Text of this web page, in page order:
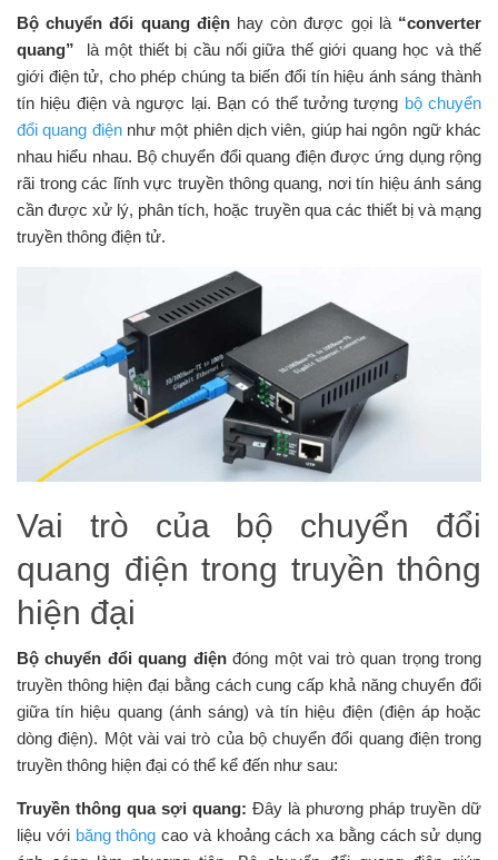
Bộ chuyển đổi quang điệnhay còn được gọi là “converter
quang” là một thiết bị cầu nối giữa thế giới quang học và thế
giới điện tử, cho phép chúng ta biến đổi tín hiệu ánh sáng thành
tín hiệu điện và ngược lại. Bạn có thể tưởng tượng bộ chuyển
đổi quang điệnnhư một phiên dịch viên, giúp hai ngôn ngữ khác
nhau hiểu nhau. Bộ chuyển đổi quang điện được ứng dụng rộng
rãi trong các lĩnh vực truyền thông quang, nơi tín hiệu ánh sáng
cần được xử lý, phân tích, hoặc truyền qua các thiết bị và mạng
truyền thông điện tử.
Vai trò của bộ chuyển đổi
quang điện trong truyền thông
hiện đại
Bộ chuyển đổi quang điệnđóng một vai trò quan trọng trong
truyền thông hiện đại bằng cách cung cấp khả năng chuyển đổi
giữa tín hiệu quang (ánh sáng) và tín hiệu điện (điện áp hoặc
dòng điện). Một vài vai trò của bộ chuyển đổi quang điện trong
truyền thông hiện đại có thể kể đến như sau:
Truyền thông qua sợi quang: Đây là phương pháp truyền dữ
liệu với băng thông cao và khoảng cách xa bằng cách sử dụng